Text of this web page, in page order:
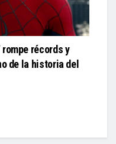
rompe récords y
de la historia del